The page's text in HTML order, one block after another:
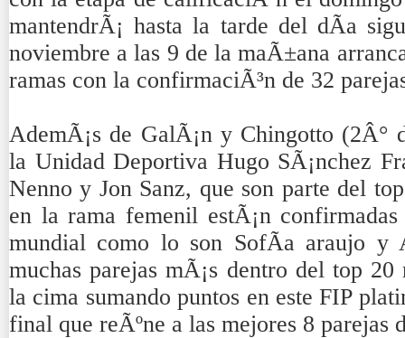
mantendrÃ¡ hasta la tarde del dÃ­a
noviembre a las 9 de la maÃ±ana
ramas con la confirmaciÃ³n de 32
AdemÃ¡s de GalÃ¡n y Chingotto (2Â°
la Unidad Deportiva Hugo SÃ¡nchez
Nenno y Jon Sanz, que son parte del
en la rama femenil estÃ¡n
mundial como lo son SofÃ­a araujo y
muchas parejas mÃ¡s dentro del top
la cima sumando puntos en este FIP
final que reÃºne a las mejores 8 parejas